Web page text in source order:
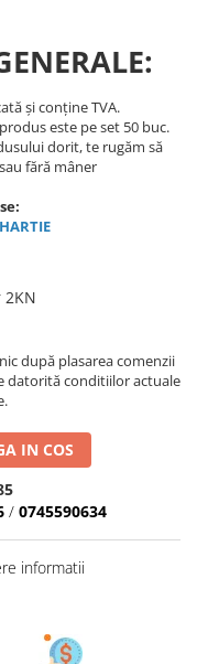
și conține TVA.
este pe set 50 buc.
dorit, te rugăm să
fără mâner
2KN
după plasarea comenzii
datorită conditiilor actuale
IN COS
/ 0745590634
informatii